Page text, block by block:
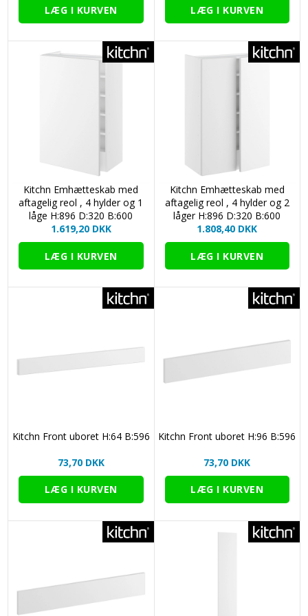
* Den angivne NCS-kode er vejledende, baseret på
målinger med Flügger Colourpin.
Kitchn Emhætteskab med
aftagelig reol , 4 hylder og 1
låge H:896 D:320 B:600
1.619,20 DKK
Kitchn Emhætteskab med
aftagelig reol , 4 hylder og 2
låger H:896 D:320 B:600
1.808,40 DKK
Kitchn Front uboret H:64 B:596
73,70 DKK
Kitchn Front uboret H:96 B:596
73,70 DKK